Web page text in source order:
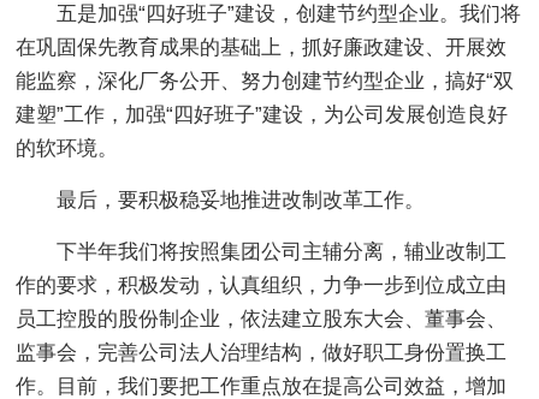
五是加强“四好班子”建设，创建节约型企业。我们将
在巩固保先教育成果的基础上，抓好廉政建设、开展效
能监察，深化厂务公开、努力创建节约型企业，搞好“双
建塑”工作，加强“四好班子”建设，为公司发展创造良好
的软环境。
最后，要积极稳妥地推进改制改革工作。
下半年我们将按照集团公司主辅分离，辅业改制工
作的要求，积极发动，认真组织，力争一步到位成立由
员工控股的股份制企业，依法建立股东大会、董事会、
监事会，完善公司法人治理结构，做好职工身份置换工
作。目前，我们要把工作重点放在提高公司效益，增加